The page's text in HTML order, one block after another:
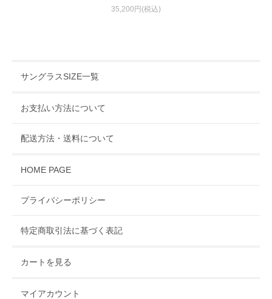
35,200円(税込)
サングラスSIZE一覧
お支払い方法について
配送方法・送料について
HOME PAGE
プライバシーポリシー
特定商取引法に基づく表記
カートを見る
マイアカウント